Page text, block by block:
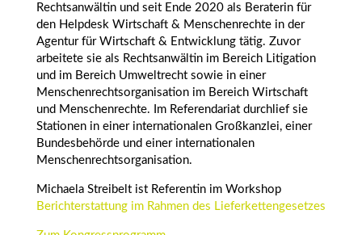
Rechtsanwältin und seit Ende 2020 als Beraterin für
den Helpdesk Wirtschaft & Menschenrechte in der
Agentur für Wirtschaft & Entwicklung tätig. Zuvor
arbeitete sie als Rechtsanwältin im Bereich Litigation
und im Bereich Umweltrecht sowie in einer
Menschenrechtsorganisation im Bereich Wirtschaft
und Menschenrechte. Im Referendariat durchlief sie
Stationen in einer internationalen Großkanzlei, einer
Bundesbehörde und einer internationalen
Menschenrechtsorganisation.
Michaela Streibelt ist Referentin im Workshop
Berichterstattung im Rahmen des Lieferkettengesetzes